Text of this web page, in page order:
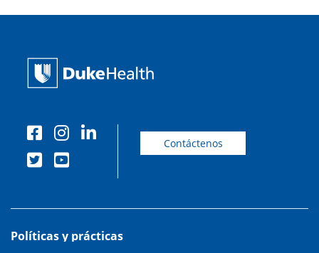
Contáctenos
Políticas y prácticas